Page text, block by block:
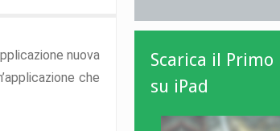
nuova
che
Scarica il
su iPad